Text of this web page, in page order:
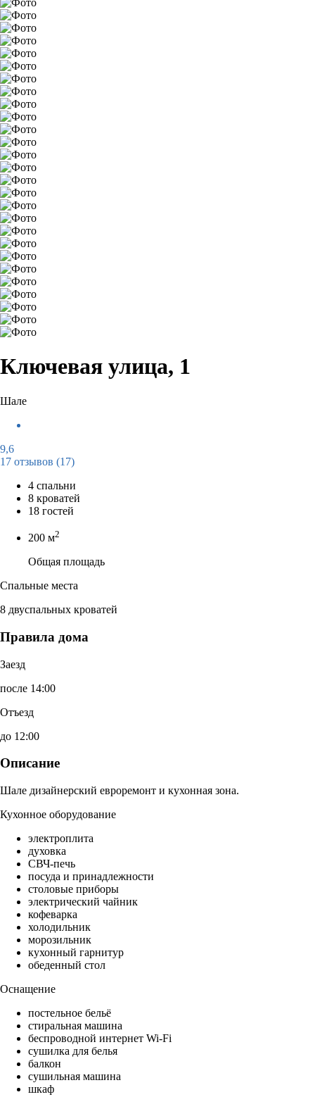
Ключевая улица, 1
Шале
9,6
17 отзывов (17)
4 спальни
8 кроватей
18 гостей
200 м2
Общая площадь
Спальные места
8 двуспальных кроватей
Правила дома
Заезд
после 14:00
Отъезд
до 12:00
Описание
Шале дизайнерский евроремонт и кухонная зона.
Кухонное оборудование
электроплита
духовка
СВЧ-печь
посуда и принадлежности
столовые приборы
электрический чайник
кофеварка
холодильник
морозильник
кухонный гарнитур
обеденный стол
Оснащение
постельное бельё
стиральная машина
беспроводной интернет Wi-Fi
сушилка для белья
балкон
сушильная машина
шкаф